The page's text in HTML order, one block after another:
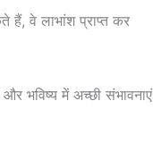
हैं, वे लाभांश प्राप्त कर
भविष्य में अच्छी संभावनाएं